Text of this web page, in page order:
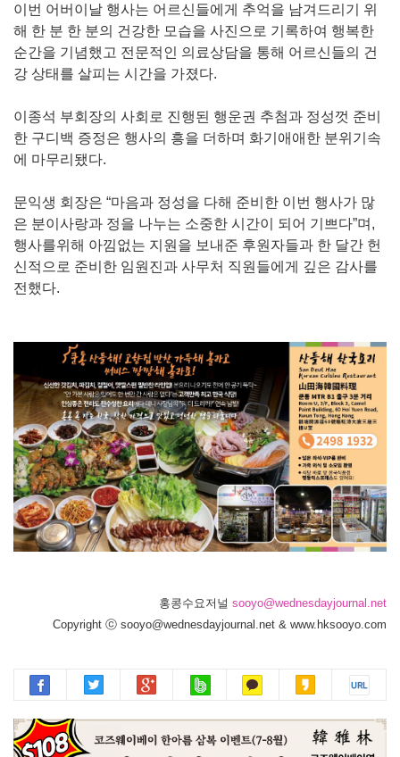
이번 어버이날 행사는 어르신들에게 추억을 남겨드리기 위
해 한 분 한 분의 건강한 모습을 사진으로 기록하여 행복한
순간을 기념했고 전문적인 의료상담을 통해 어르신들의 건
강 상태를 살피는 시간을 가졌다.
이종석 부회장의 사회로 진행된 행운권 추첨과 정성껏 준비
한 구디백 증정은 행사의 흥을 더하며 화기애애한 분위기속
에 마무리됐다.
문익생 회장은 “마음과 정성을 다해 준비한 이번 행사가 많
은 분이사랑과 정을 나누는 소중한 시간이 되어 기쁘다”며,
행사를위해 아낌없는 지원을 보내준 후원자들과 한 달간 헌
신적으로 준비한 임원진과 사무처 직원들에게 깊은 감사를
전했다.
홍콩수요저널 sooyo@wednesdayjournal.net
Copyright ⓒ sooyo@wednesdayjournal.net & www.hksooyo.com